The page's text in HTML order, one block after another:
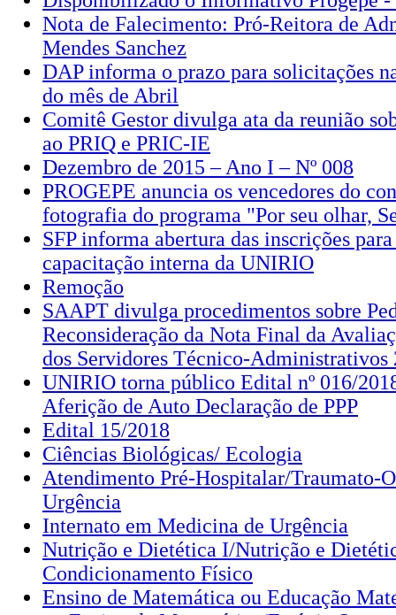
Nota de Falecimento: Pró-Reitora de
Mendes Sanchez
DAP informa o prazo para solicitações
do mês de Abril
Comitê Gestor divulga ata da reunião
ao PRIQ e PRIC-IE
Dezembro de 2015 – Ano I – Nº 008
PROGEPE anuncia os vencedores do
fotografia do programa "Por seu olhar,
SFP informa abertura das inscrições
capacitação interna da UNIRIO
Remoção
SAAPT divulga procedimentos sobre
Reconsideração da Nota Final da
dos Servidores Técnico-Administrativos
UNIRIO torna público Edital nº 016/
Aferição de Auto Declaração de PPP
Edital 15/2018
Ciências Biológicas/ Ecologia
Atendimento Pré-Hospitalar/Traumato-
Urgência
Internato em Medicina de Urgência
Nutrição e Dietética I/Nutrição e
Condicionamento Físico
Ensino de Matemática ou Educação